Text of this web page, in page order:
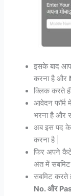
इसके बाद
करना है और
क्लिक करते
आवेदन फॉर्म
भरना है और
अब इस पद के
करना है |
फिर अपने
अंत में सबमिट
सबमिट करते
No. और